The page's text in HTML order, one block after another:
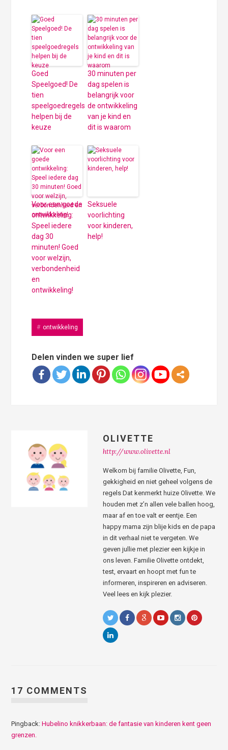
Goed
Speelgoed! De
tien
speelgoedregels
helpen bij de
keuze
30 minuten per
dag spelen is
belangrijk voor
de ontwikkeling
van je kind en
dit is waarom
Voor een goede
ontwikkeling:
Speel iedere
dag 30
minuten! Goed
voor welzijn,
verbondenheid
en
ontwikkeling!
Seksuele
voorlichting
voor kinderen,
help!
ontwikkeling
Delen vinden we super lief
OLIVETTE
http://www.olivette.nl
Welkom bij familie Olivette, Fun,
gekkigheid en niet geheel volgens de
regels Dat kenmerkt huize Olivette. We
houden met z’n allen vele ballen hoog,
maar af en toe valt er eentje. Een
happy mama zijn blije kids en de papa
in dit verhaal niet te vergeten. We
geven jullie met plezier een kijkje in
ons leven. Familie Olivette ontdekt,
test, ervaart en hoopt met fun te
informeren, inspireren en adviseren.
Veel lees en kijk plezier.
17 COMMENTS
Pingback:Hubelino knikkerbaan: de fantasie van kinderen kent geen
grenzen.